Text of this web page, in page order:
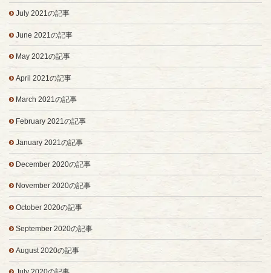
July 2021の記事
June 2021の記事
May 2021の記事
April 2021の記事
March 2021の記事
February 2021の記事
January 2021の記事
December 2020の記事
November 2020の記事
October 2020の記事
September 2020の記事
August 2020の記事